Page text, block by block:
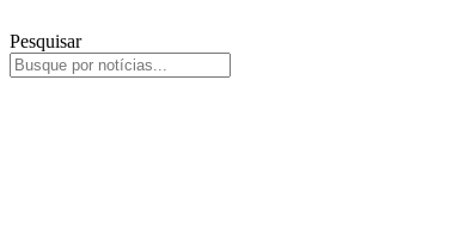
Pesquisar